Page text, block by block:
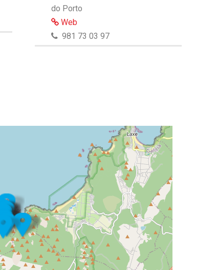
do Porto
Web
981 73 03 97